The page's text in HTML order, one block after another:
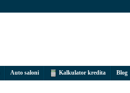
Auto saloni Kalkulator kredita Blog